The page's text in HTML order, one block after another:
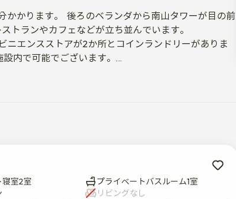
かります。  後ろのベランダから南山タワーが目の前
トランやカフェなどが立ち並んでいます。
エンスストアが2か所とコインランドリーがありま
内で可能でございます。
ートル）で、部屋は2つ、キッチン、浴室、トイレ、
確保しております。 完全プライベート空間で、2名様
め、即時予約はできません。  お問い合わせをお願い
寝室2室
プライベートバスルーム1室
リビングなし